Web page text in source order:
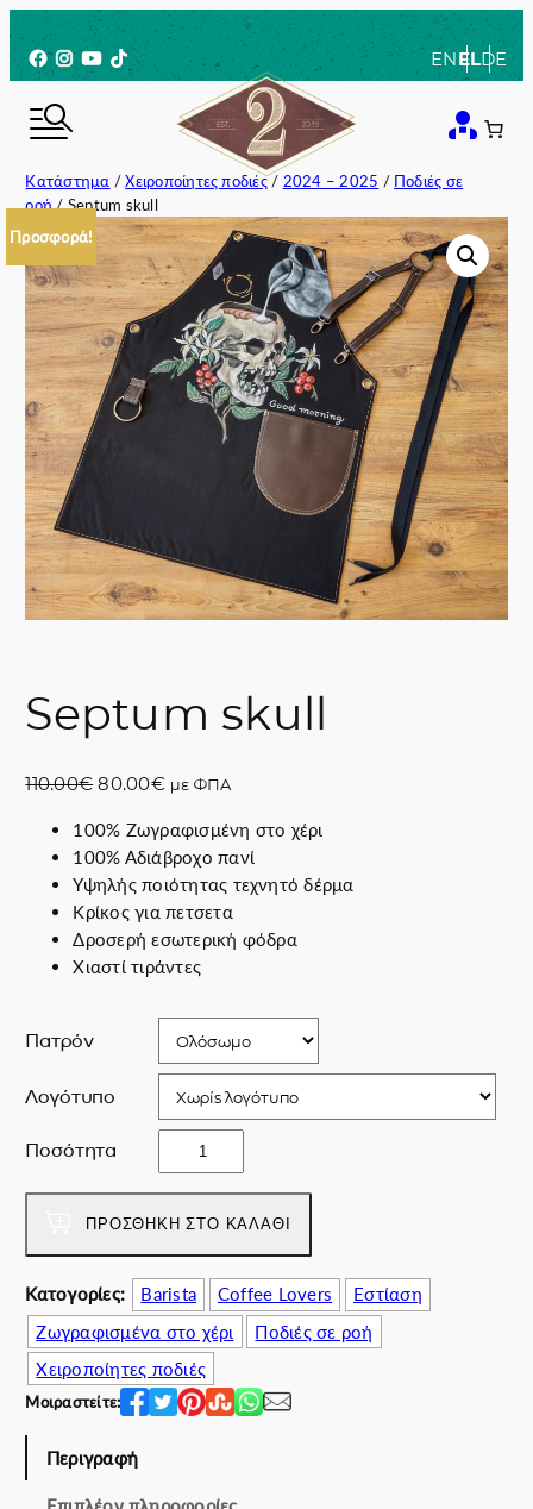
στο
περιεχόμενο
Facebook
Instagram
YouTube
TikTok ENELDE
Κατάστημα /Χειροποίητες ποδιές/ 2024 – 2025 / Ποδιές σε
ροή/ Septum skull
Προσφορά!
Septum skull
110.00€ O
i
g
i
n
a
l
s
:
0
.
0
0
€
80.00€Η
ρ
έ
χ
ο
υ
σ
ν
α
:
8
0
.
0
0
με ΦΠΑ
100% Ζωγραφισμένη στο χέρι
100% Αδιάβροχο πανί
Υψηλής ποιότητας τεχνητό δέρμα
Κρίκος για πετσετα
Δροσερή εσωτερική φόδρα
Χιαστί τιράντες
Πατρόν
Λογότυπο
Ποσότητα
e
p
t
u
m
s
k
l
l
σ
ΠΡΟΣΘΉΚΗ ΣΤΟ ΚΑΛΆΘΙ
Κατογορίες: Barista Coffee Lovers
Εστίαση
Ζωγραφισμένα στο χέρι
Ποδιές σε ροή
Χειροποίητες ποδιές
Μοιραστείτε:
Περιγραφή